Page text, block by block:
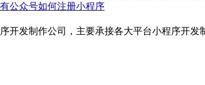
公众号如何注册小程序
开发制作公司，主要承接各大平台小程序开